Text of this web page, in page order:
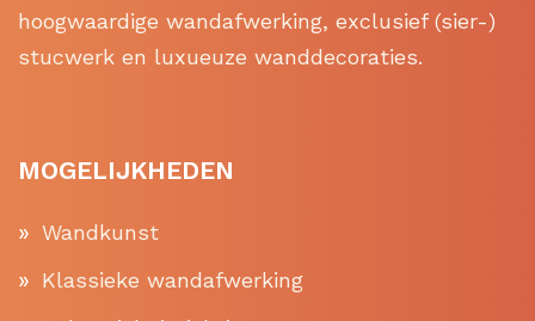
hoogwaardige wandafwerking, exclusief (sier-)
stucwerk en luxueuze wanddecoraties.
MOGELIJKHEDEN
Wandkunst
Klassieke wandafwerking